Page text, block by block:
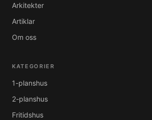
Arkitekter
Artiklar
Om oss
KATEGORIER
1-planshus
2-planshus
Fritidshus